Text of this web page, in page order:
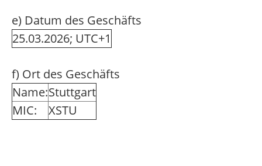
e) Datum des Geschäfts
25.03.2026; UTC+1
f) Ort des Geschäfts
Name:Stuttgart
MIC:
XSTU